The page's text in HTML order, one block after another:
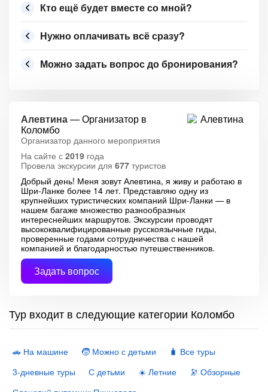
Кто ещё будет вместе со мной?
Нужно оплачивать всё сразу?
Можно задать вопрос до бронирования?
Алевтина— Организатор в
Коломбо
Организатор данного мероприятия
На сайте с 2019 года
Провела экскурсии для 677 туристов
Добрый день! Меня зовут Алевтина, я живу и работаю в
Шри-Ланке более 14 лет. Представляю одну из
крупнейших туристических компаний Шри-Ланки — в
нашем багаже множество разнообразных
интереснейших маршрутов. Экскурсии проводят
высококвалифицированные русскоязычные гиды,
проверенные годами сотрудничества с нашей
компанией и благодарностью путешественников.
Задать вопрос
Тур входит в следующие категории Коломбо
🚗 На машине 🧒 Можно с детьми
🧳 Все туры
3-дневные туры
С детьми ☀️ Летние
🔭 Обзорные